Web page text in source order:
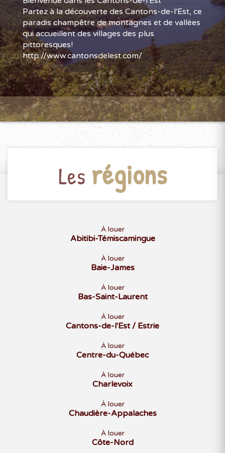
Partez à la découverte des Cantons-de-l'Est, ce
paradis champêtre de montagnes et de vallées
qui accueillent des villages des plus
pittoresques!
http://www.cantonsdelest.com/
Les régions
À louer
Abitibi-Témiscamingue
À louer
Baie-James
À louer
Bas-Saint-Laurent
À louer
Cantons-de-l'Est / Estrie
À louer
Centre-du-Québec
À louer
Charlevoix
À louer
Chaudière-Appalaches
À louer
Côte-Nord